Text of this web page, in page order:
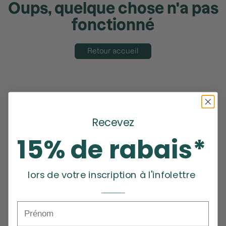
Oups, quelque chose n'a pas
fonctionné
Retour accueil
Recevez
15% de rabais*
lors de votre inscription à l'infolettre